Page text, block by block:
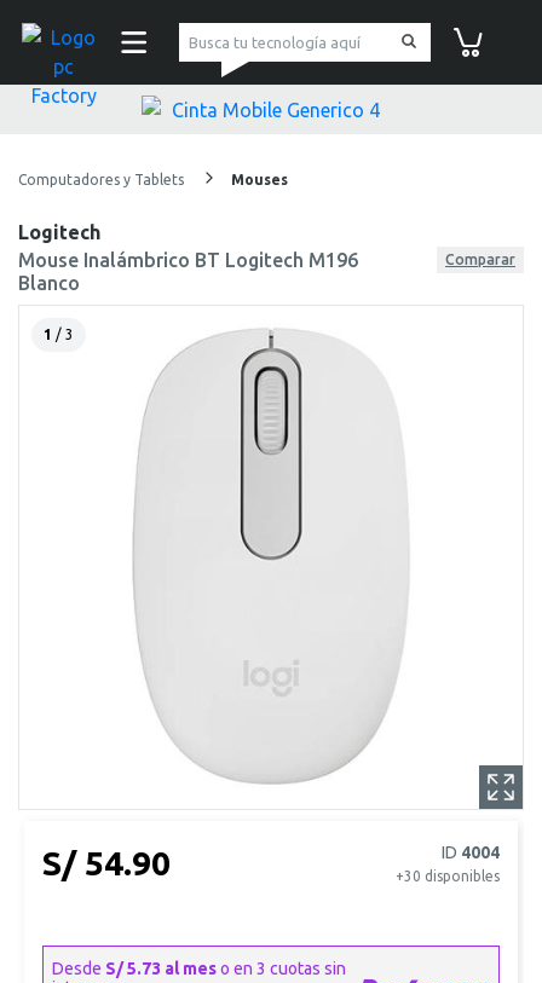
pc Factory
Computadores y Tablets Mouses
Logitech
Mouse Inalámbrico BT Logitech M196
Blanco
Comparar
1 / 3
S/ 54.90 ID 4004
+30 disponibles